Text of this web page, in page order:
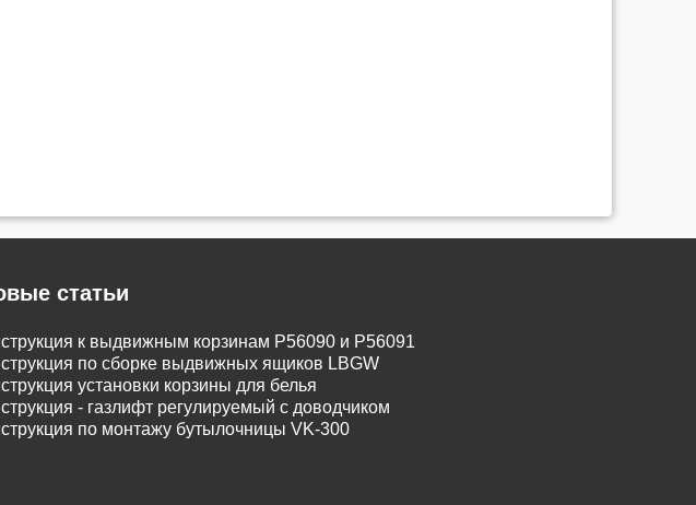
статьи
к выдвижным корзинам P56090 и P56091
по сборке выдвижных ящиков LBGW
установки корзины для белья
- газлифт регулируемый с доводчиком
по монтажу бутылочницы VK-300